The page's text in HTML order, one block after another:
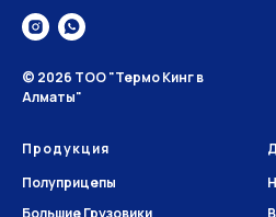
© 2026 ТОО "Термо Кинг в
Алматы"
Продукция
Полуприцепы
Большие Грузовики